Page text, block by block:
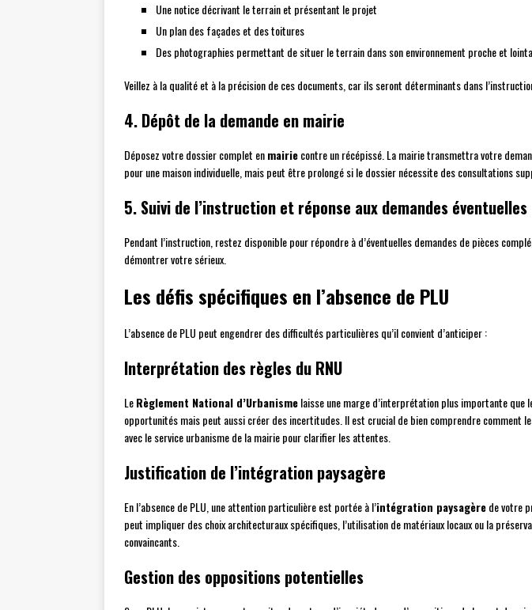
Une notice décrivant le terrain et présentant le projet
Un plan des façades et des toitures
Des photographies permettant de situer le terrain dans son environnement proche et
Veillez à la qualité et à la précision de ces documents, car ils seront déterminants dans
4. Dépôt de la demande en mairie
Déposez votre dossier complet enmairiecontre un récépissé. La mairie transmettra votre
pour une maison individuelle, mais peut être prolongé si le dossier nécessite des consultations
5. Suivi de l’instruction et réponse aux demandes éventuelles
Pendant l’instruction, restez disponible pour répondre à d’éventuelles demandes de pièces
démontrer votre sérieux.
Les défis spécifiques en l’absence de PLU
L’absence de PLU peut engendrer des difficultés particulières qu’il convient d’anticiper :
Interprétation des règles du RNU
LeRèglement National d’Urbanismelaisse une marge d’interprétation plus importante
opportunités mais peut aussi créer des incertitudes. Il est crucial de bien comprendre
avec le service urbanisme de la mairie pour clarifier les attentes.
Justification de l’intégration paysagère
En l’absence de PLU, une attention particulière est portée à l’intégration paysagèrede votre
peut impliquer des choix architecturaux spécifiques, l’utilisation de matériaux locaux ou la
convaincants.
Gestion des oppositions potentielles